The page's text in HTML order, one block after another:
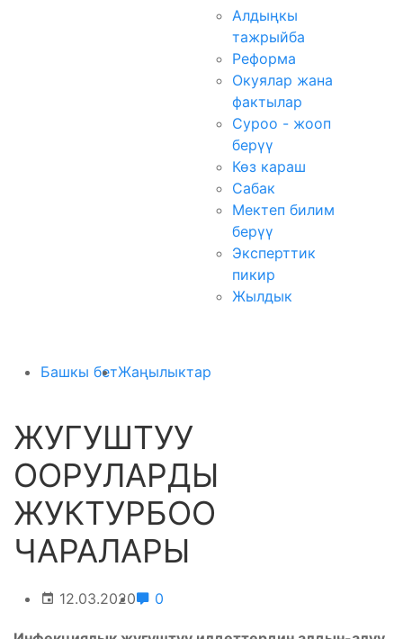
Алдыңкы
тажрыйба
Реформа
Окуялар жана
фактылар
Суроо - жооп
берүү
Көз караш
Сабак
Мектеп билим
берүү
Эксперттик
пикир
Жылдык
Башкы бетЖаңылыктар
ЖУГУШТУУ
ООРУЛАРДЫ
ЖУКТУРБОО
ЧАРАЛАРЫ
12.03.2020 0